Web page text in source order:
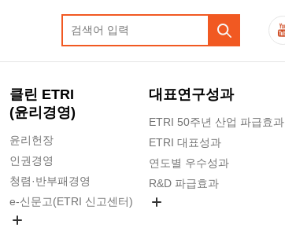
클린 ETRI
(윤리경영)
윤리헌장
인권경영
청렴·반부패경영
e-신문고(ETRI 신고센터)
대표연구성과
ETRI 50주년 산업 파급효과
ETRI 대표성과
연도별 우수성과
R&D 파급효과